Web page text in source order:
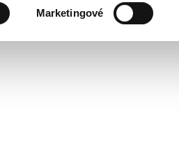
Marketingové